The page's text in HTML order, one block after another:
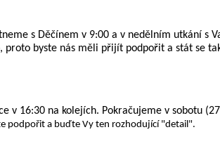
s Děčínem v 9:00 a v nedělním utkání s
byste nás měli přijít podpořit a stát se
16:30 na kolejích. Pokračujeme v sobotu
podpořit a buďte Vy ten rozhodující "detail".